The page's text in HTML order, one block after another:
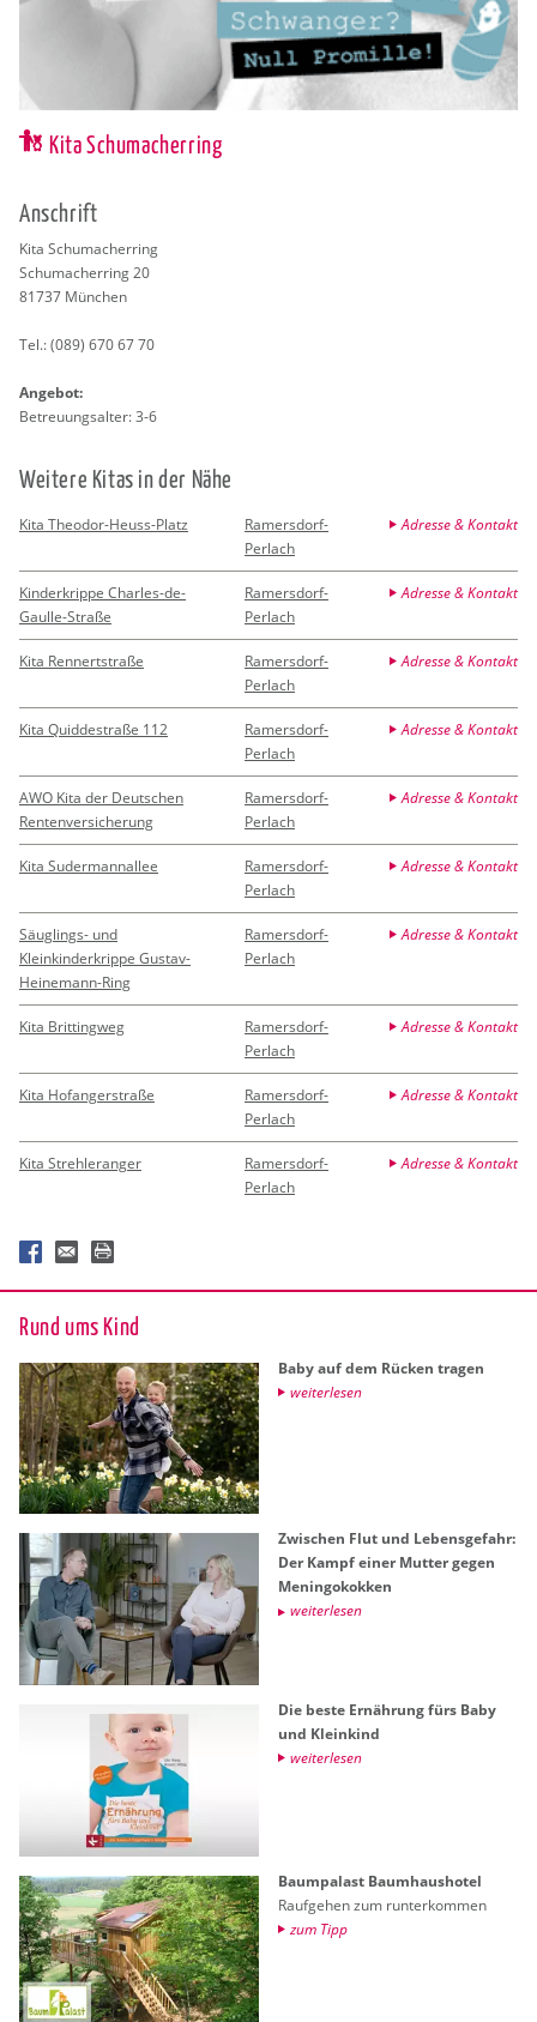
Kita Schumacherring
An­schrift
Kita Schu­ma­cher­ring
Schu­ma­cher­ring 20
81737 Mün­chen
Tel.:(089) 670 67 70
An­ge­bot:
Be­treu­ungs­al­ter: 3-6
Wei­te­re Kitas in der Nähe
Kita Theodor-Heuss-Platz
Ramersdorf-
Perlach
Adresse & Kontakt
Kinderkrippe Charles-de-
Gaulle-Straße
Ramersdorf-
Perlach
Adresse & Kontakt
Kita Rennertstraße
Ramersdorf-
Perlach
Adresse & Kontakt
Kita Quiddestraße 112
Ramersdorf-
Perlach
Adresse & Kontakt
AWO Kita der Deutschen
Rentenversicherung
Ramersdorf-
Perlach
Adresse & Kontakt
Kita Sudermannallee
Ramersdorf-
Perlach
Adresse & Kontakt
Säuglings- und
Kleinkinderkrippe Gustav-
Heinemann-Ring
Ramersdorf-
Perlach
Adresse & Kontakt
Kita Brittingweg
Ramersdorf-
Perlach
Adresse & Kontakt
Kita Hofangerstraße
Ramersdorf-
Perlach
Adresse & Kontakt
Kita Strehleranger
Ramersdorf-
Perlach
Adresse & Kontakt
Rund ums Kind
Baby auf dem Rü­cken tra­gen
wei­ter­le­sen
Zwi­schen Flut und Le­bens­ge­fahr:
Der Kampf einer Mut­ter gegen
Me­nin­go­kok­ken
wei­ter­le­sen
Die beste Er­näh­rung fürs Baby
und Klein­kind
wei­ter­le­sen
Baum­pa­last Baum­haus­ho­tel
Rauf­ge­hen zum run­ter­kom­men
zum Tipp